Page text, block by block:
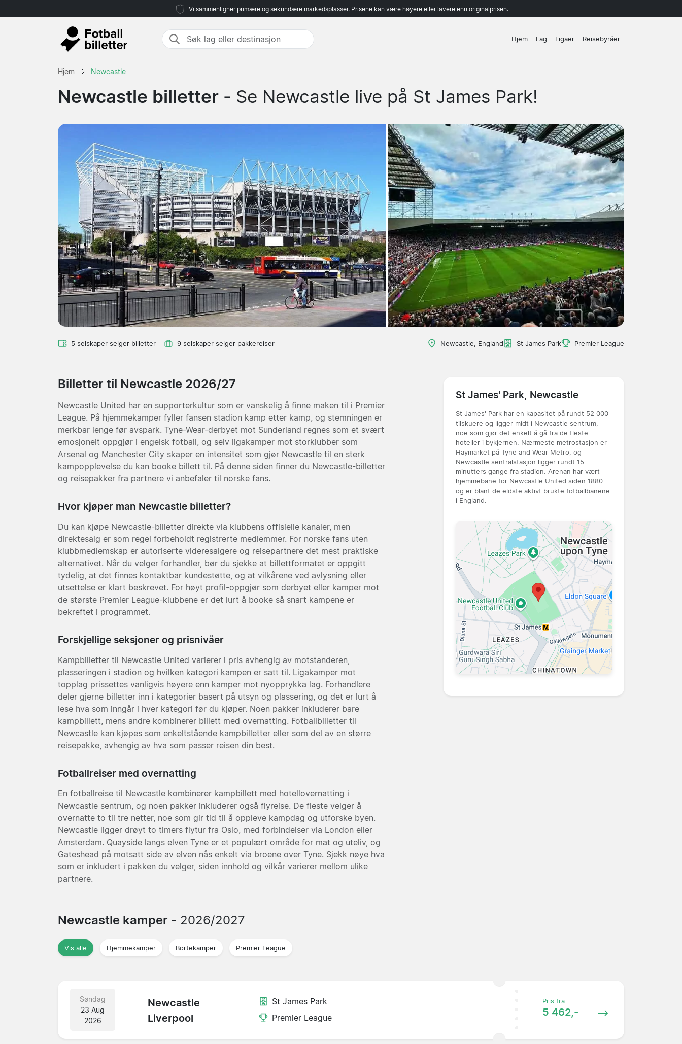
Vi sammenligner primære og sekundære markedsplasser. Prisene kan være høyere eller lavere enn originalprisen.
Hjem Lag Ligaer Reisebyråer
Hjem Newcastle
Newcastle billetter - Se Newcastle live på St James Park!
5 selskaper selger billetter 9 selskaper selger pakkereiser Newcastle, England St James Park Premier League
Billetter til Newcastle 2026/27
Newcastle United har en supporterkultur som er vanskelig å finne maken til i Premier
League. På hjemmekamper fyller fansen stadion kamp etter kamp, og stemningen er
merkbar lenge før avspark. Tyne-Wear-derbyet mot Sunderland regnes som et svært
emosjonelt oppgjør i engelsk fotball, og selv ligakamper mot storklubber som
Arsenal og Manchester City skaper en intensitet som gjør Newcastle til en sterk
kampopplevelse du kan booke billett til. På denne siden finner du Newcastle-billetter
og reisepakker fra partnere vi anbefaler til norske fans.
Hvor kjøper man Newcastle billetter?
Du kan kjøpe Newcastle-billetter direkte via klubbens offisielle kanaler, men
direktesalg er som regel forbeholdt registrerte medlemmer. For norske fans uten
klubbmedlemskap er autoriserte videresalgere og reisepartnere det mest praktiske
alternativet. Når du velger forhandler, bør du sjekke at billettformatet er oppgitt
tydelig, at det finnes kontaktbar kundestøtte, og at vilkårene ved avlysning eller
utsettelse er klart beskrevet. For høyt profil-oppgjør som derbyet eller kamper mot
de største Premier League-klubbene er det lurt å booke så snart kampene er
bekreftet i programmet.
Forskjellige seksjoner og prisnivåer
Kampbilletter til Newcastle United varierer i pris avhengig av motstanderen,
plasseringen i stadion og hvilken kategori kampen er satt til. Ligakamper mot
topplag prissettes vanligvis høyere enn kamper mot nyopprykka lag. Forhandlere
deler gjerne billetter inn i kategorier basert på utsyn og plassering, og det er lurt å
lese hva som inngår i hver kategori før du kjøper. Noen pakker inkluderer bare
kampbillett, mens andre kombinerer billett med overnatting. Fotballbilletter til
Newcastle kan kjøpes som enkeltstående kampbilletter eller som del av en større
reisepakke, avhengig av hva som passer reisen din best.
Fotballreiser med overnatting
En fotballreise til Newcastle kombinerer kampbillett med hotellovernatting i
Newcastle sentrum, og noen pakker inkluderer også flyreise. De fleste velger å
overnatte to til tre netter, noe som gir tid til å oppleve kampdag og utforske byen.
Newcastle ligger drøyt to timers flytur fra Oslo, med forbindelser via London eller
Amsterdam. Quayside langs elven Tyne er et populært område for mat og uteliv, og
Gateshead på motsatt side av elven nås enkelt via broene over Tyne. Sjekk nøye hva
som er inkludert i pakken du velger, siden innhold og vilkår varierer mellom ulike
partnere.
St James' Park, Newcastle
St James' Park har en kapasitet på rundt 52 000
tilskuere og ligger midt i Newcastle sentrum,
noe som gjør det enkelt å gå fra de fleste
hoteller i bykjernen. Nærmeste metrostasjon er
Haymarket på Tyne and Wear Metro, og
Newcastle sentralstasjon ligger rundt 15
minutters gange fra stadion. Arenan har vært
hjemmebane for Newcastle United siden 1880
og er blant de eldste aktivt brukte fotballbanene
i England.
Newcastle kamper - 2026/2027
Vis alle Hjemmekamper Bortekamper Premier League
Søndag
23 Aug
2026
Newcastle
Liverpool
St James Park
Premier League
Pris fra
5 462,-